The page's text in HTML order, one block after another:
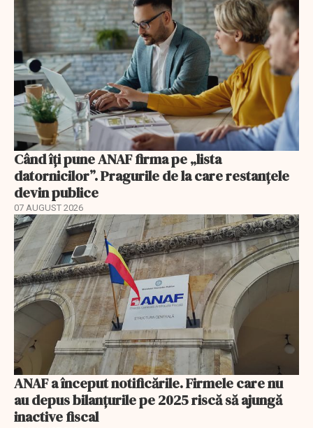
Când îți pune ANAF firma pe „lista
datornicilor”. Pragurile de la care restanțele
devin publice
07 AUGUST 2026
ANAF a început notificările. Firmele care nu
au depus bilanțurile pe 2025 riscă să ajungă
inactive fiscal